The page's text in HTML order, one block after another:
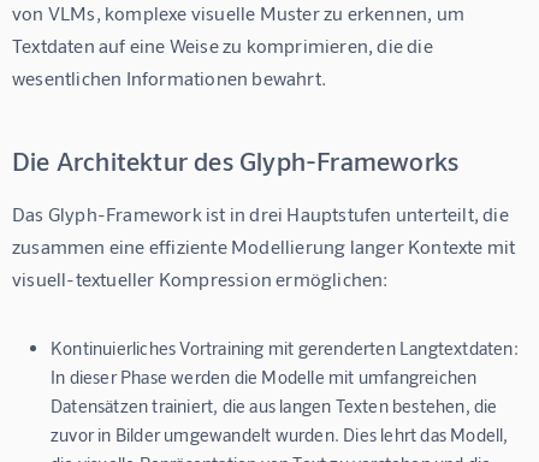
von VLMs, komplexe visuelle Muster zu erkennen, um
Textdaten auf eine Weise zu komprimieren, die die
wesentlichen Informationen bewahrt.
Die Architektur des Glyph-Frameworks
Das Glyph-Framework ist in drei Hauptstufen unterteilt, die
zusammen eine effiziente Modellierung langer Kontexte mit
visuell-textueller Kompression ermöglichen:
Kontinuierliches Vortraining mit gerenderten Langtextdaten:
In dieser Phase werden die Modelle mit umfangreichen
Datensätzen trainiert, die aus langen Texten bestehen, die
zuvor in Bilder umgewandelt wurden. Dies lehrt das Modell,